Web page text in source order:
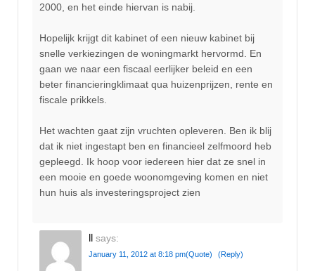
2000, en het einde hiervan is nabij.
Hopelijk krijgt dit kabinet of een nieuw kabinet bij
snelle verkiezingen de woningmarkt hervormd. En
gaan we naar een fiscaal eerlijker beleid en een
beter financieringklimaat qua huizenprijzen, rente en
fiscale prikkels.
Het wachten gaat zijn vruchten opleveren. Ben ik blij
dat ik niet ingestapt ben en financieel zelfmoord heb
gepleegd. Ik hoop voor iedereen hier dat ze snel in
een mooie en goede woonomgeving komen en niet
hun huis als investeringsproject zien
ll says:
January 11, 2012 at 8:18 pm(Quote) (Reply)